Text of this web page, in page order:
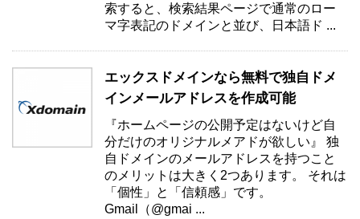
索すると、検索結果ページで通常のロー
マ字表記のドメインと並び、日本語ド ...
エックスドメインなら無料で独自ドメ
インメールアドレスを作成可能
『ホームページの公開予定はないけど自
分だけのオリジナルメアドが欲しい』 独
自ドメインのメールアドレスを持つこと
のメリットは大きく2つあります。 それは
「個性」と「信頼感」です。
Gmail（@gmai ...